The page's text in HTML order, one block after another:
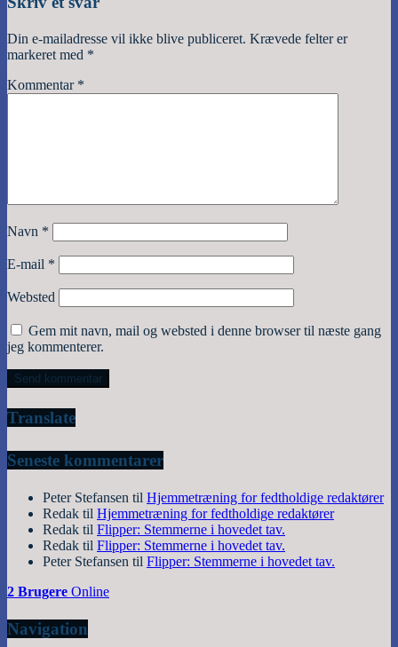
Din e-mailadresse vil ikke blive publiceret. Krævede felter er
markeret med *
Kommentar *
Navn *
E-mail *
Websted
Gem mit navn, mail og websted i denne browser til næste gang
jeg kommenterer.
Translate
Seneste kommentarer
Peter Stefansen til Hjemmetræning for fedtholdige redaktører
Redak til Hjemmetræning for fedtholdige redaktører
Redak til Flipper: Stemmerne i hovedet tav.
Redak til Flipper: Stemmerne i hovedet tav.
Peter Stefansen til Flipper: Stemmerne i hovedet tav.
2 Brugere Online
Navigation